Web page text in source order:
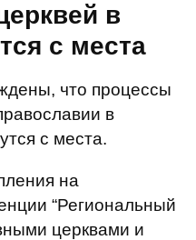
в
с места
что процессы
в
с места.
на
“Региональный
церквами и